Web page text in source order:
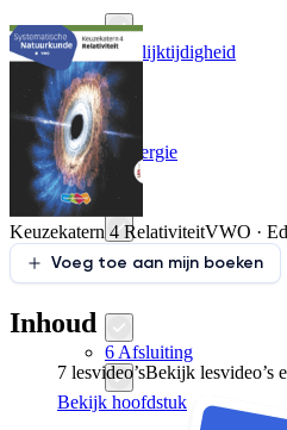
3 Gelijktijdigheid
4 Energie
5 Algemene relativiteit
6 Afsluiting
Bekijk hoofdstuk
Keuzekatern 4 RelativiteitVWO ·
Voeg toe aan mijn boeken
Inhoud
7 lesvideo’sBekijk lesvideo’s